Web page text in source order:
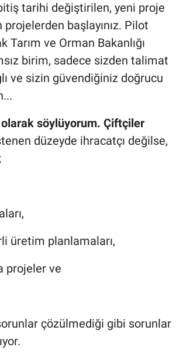
tarihi değiştirilen, yeni proje
başlayınız. Pilot
Tarım ve Orman Bakanlığı
birim, sadece sizden talimat
ve sizin güvendiğiniz doğrucu
olarak söylüyorum. Çiftçiler
düzeyde ihracatçı değilse,
üretim planlamaları,
projeler ve
çözülmediği gibi sorunlar